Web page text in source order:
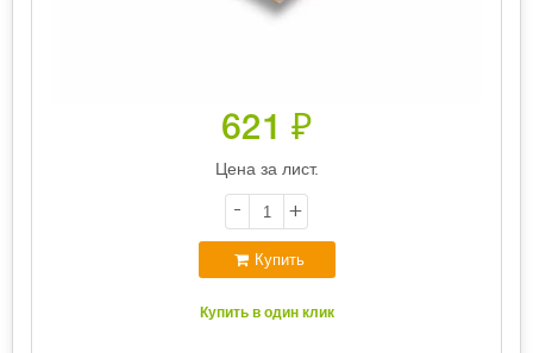
621 ₽
Цена за лист.
- +
Купить
Купить в один клик